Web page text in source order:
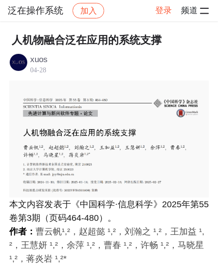
泛在操作系统 加入 登录 频道
社区 泛在操作系统 研究 帖子详情
人机物融合泛在应用的系统支撑
xuos
04-28
本文内容发表于《中国科学·信息科学》2025年第55
卷第3期（页码464-480）。
作者：曹云帆¹,²，赵超懿 ¹,²，刘瀚之 ¹,²，王加益 ¹,
²，王慧妍 ¹,²，余萍 ¹,²，曹春 ¹,²，许畅 ¹,²，马晓星
¹,²，蒋炎岩 ¹,²*